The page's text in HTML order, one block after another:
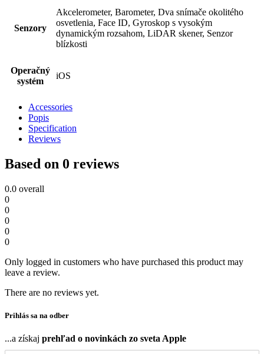
Senzory
Akcelerometer, Barometer, Dva snímače okolitého
osvetlenia, Face ID, Gyroskop s vysokým
dynamickým rozsahom, LiDAR skener, Senzor
blízkosti
Operačný
systém
iOS
Accessories
Popis
Specification
Reviews
Based on 0 reviews
0.0 overall
0
0
0
0
0
Only logged in customers who have purchased this product may
leave a review.
There are no reviews yet.
Prihlás sa na odber
...a získaj prehľad o novinkách zo sveta Apple